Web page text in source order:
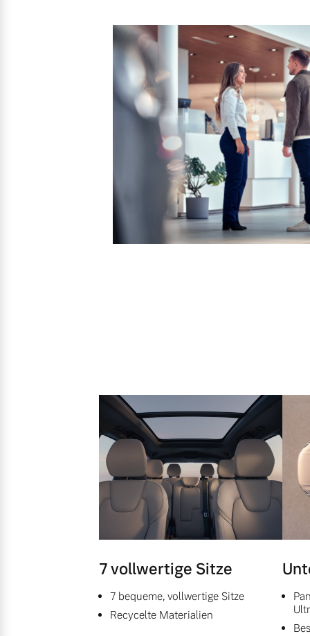
Mehr erfahren
Frühjahrscheck
Entdecken Sie unsere saisonalen
Mehr erfahren
7 vollwertige Sitze
7 bequeme, vollwertige Sitze
Recycelte Materialien